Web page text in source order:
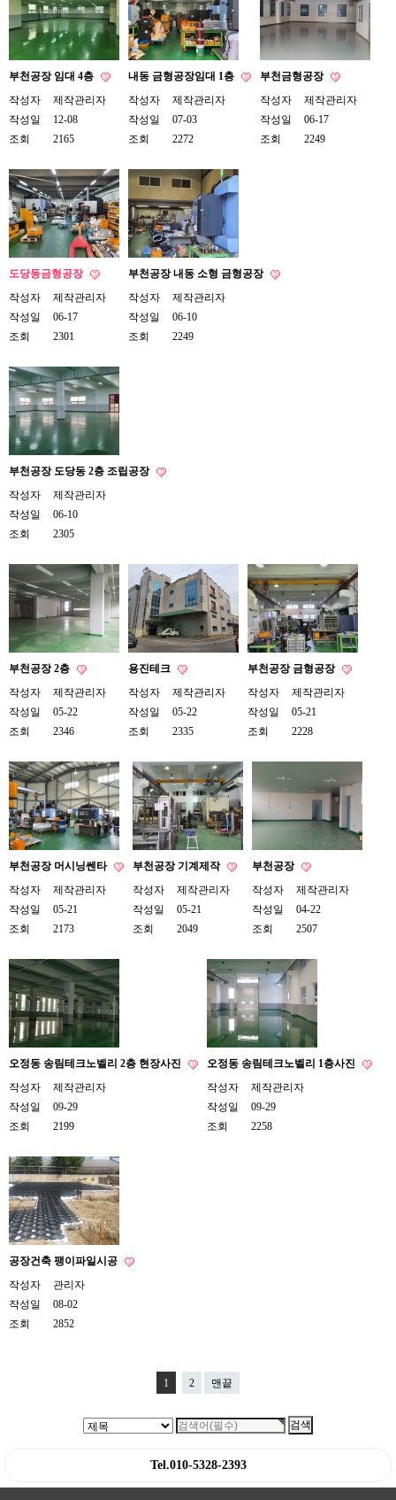
부천공장 임대 4층
작성자
제작관리자
작성일
12-08
조회
2165
내동 금형공장임대 1층
작성자
제작관리자
작성일
07-03
조회
2272
부천금형공장
작성자
제작관리자
작성일
06-17
조회
2249
도당동금형공장
작성자
제작관리자
작성일
06-17
조회
2301
부천공장 내동 소형 금형공장
작성자
제작관리자
작성일
06-10
조회
2249
부천공장 도당동 2층 조립공장
작성자
제작관리자
작성일
06-10
조회
2305
부천공장 2층
작성자
제작관리자
작성일
05-22
조회
2346
용진테크
작성자
제작관리자
작성일
05-22
조회
2335
부천공장 금형공장
작성자
제작관리자
작성일
05-21
조회
2228
부천공장 머시닝쎈타
작성자
제작관리자
작성일
05-21
조회
2173
부천공장 기계제작
작성자
제작관리자
작성일
05-21
조회
2049
부천공장
작성자
제작관리자
작성일
04-22
조회
2507
오정동 송림테크노벨리 2층 현장사진
작성자
제작관리자
작성일
09-29
조회
2199
오정동 송림테크노벨리 1층사진
작성자
제작관리자
작성일
09-29
조회
2258
공장건축 팽이파일시공
작성자
관리자
작성일
08-02
조회
2852
1 2 맨끝
Tel.010-5328-2393